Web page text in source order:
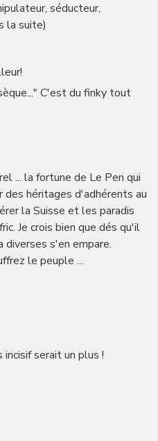
séducteur,
la suite)
C'est du finky tout
... la fortune de Le Pen qui
héritages d'adhérents au
la Suisse et les paradis
Je crois bien que dés qu'il
diverses s'en empare.
le peuple ...
incisif serait un plus !